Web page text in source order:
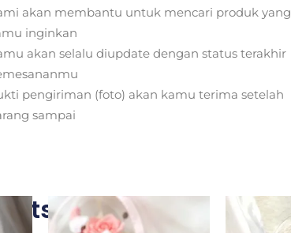
akan membantu untuk mencari produk yang
inginkan
akan selalu diupdate dengan status terakhir
pengiriman (foto) akan kamu terima setelah
sampai